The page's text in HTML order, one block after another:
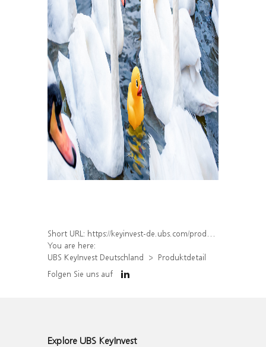
Short URL: https://keyinvest-de.ubs.com/produkt/detail/index/isin/DE000WA6N110
You are here:
UBS KeyInvest Deutschland
Produktdetail
Folgen Sie uns auf
Explore UBS KeyInvest